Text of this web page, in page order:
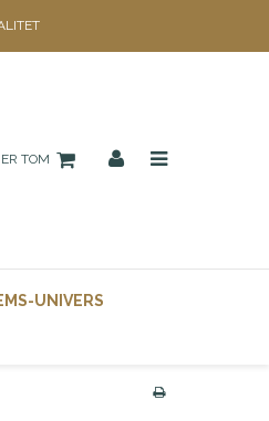
TOM
UNIVERS